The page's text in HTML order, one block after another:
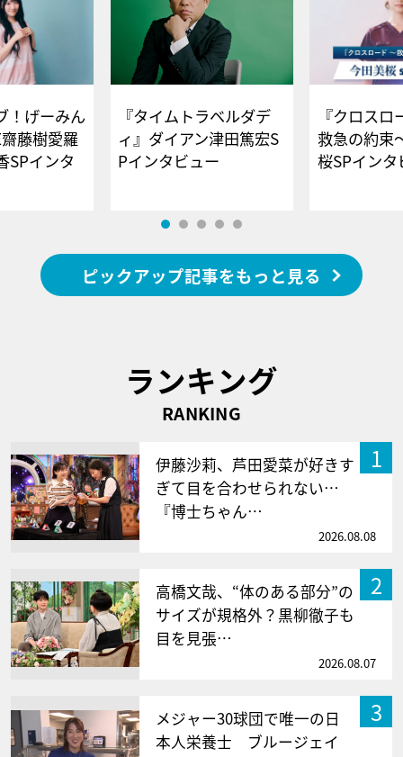
！げーみん
藤樹愛羅
SPインタ
『タイムトラベルダデ
ィ』ダイアン津田篤宏S
Pインタビュー
『クロス
救急の約束
桜SPイ
ピックアップ記事をもっと見る
ランキング
RANKING
1
伊藤沙莉、芦田愛菜が好きす
ぎて目を合わせられない…
『博士ちゃん…
2026.08.08
2
高橋文哉、“体のある部分”の
サイズが規格外？黒柳徹子も
目を見張…
2026.08.07
3
メジャー30球団で唯一の日
本人栄養士 ブルージェイ